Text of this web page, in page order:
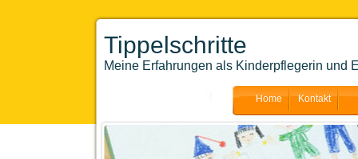
Tippelschritte
Meine Erfahrungen als Kinderpflegerin und
Home Kontakt